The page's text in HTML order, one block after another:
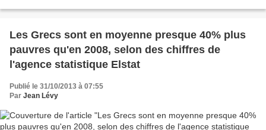
Les Grecs sont en moyenne presque 40% plus
pauvres qu'en 2008, selon des chiffres de
l'agence statistique Elstat
Publié le 31/10/2013 à 07:55
Par Jean Lévy